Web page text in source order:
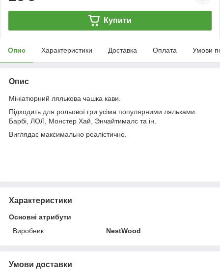
Купити
Опис Характеристики Доставка Оплата Умови
Опис
Мініатюрний лялькова чашка кави.
Підходить для рольової гри усіма популярними ляльками:
Барбі, ЛОЛ, Монстер Хай, Энчайтималс та ін.
Виглядає максимально реалістично.
Характеристики
Основні атрибути
Виробник
NestWood
Умови доставки